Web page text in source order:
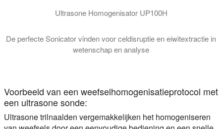
Ultrasone Homogenisator UP100H
De perfecte Sonicator vinden voor celdisruptie en eiwitextractie in
wetenschap en analyse
Voorbeeld van een weefselhomogenisatieprotocol met
een ultrasone sonde:
Ultrasone trilnaalden vergemakkelijken het homogeniseren